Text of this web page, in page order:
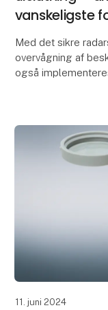
vanskeligste
Med det sikre
overvågning af
også
11. juni 2024